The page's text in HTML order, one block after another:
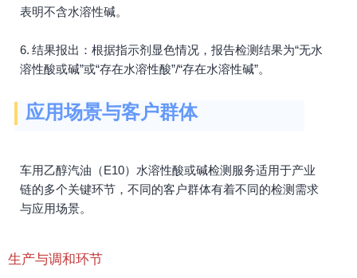
表明不含水溶性碱。
6. 结果报出：根据指示剂显色情况，报告检测结果为“无水
溶性酸或碱”或“存在水溶性酸”/“存在水溶性碱”。
应用场景与客户群体
车用乙醇汽油（E10）水溶性酸或碱检测服务适用于产业
链的多个关键环节，不同的客户群体有着不同的检测需求
与应用场景。
生产与调和环节